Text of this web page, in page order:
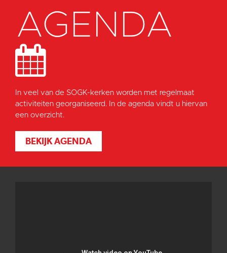
AGENDA
In veel van de SOGK-kerken worden met regelmaat
activiteiten georganiseerd. In de agenda vindt u hiervan
een overzicht.
BEKIJK AGENDA